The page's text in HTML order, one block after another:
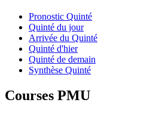
Pronostic Quinté
Quinté du jour
Arrivée du Quinté
Quinté d'hier
Quinté de demain
Synthèse Quinté
Courses PMU